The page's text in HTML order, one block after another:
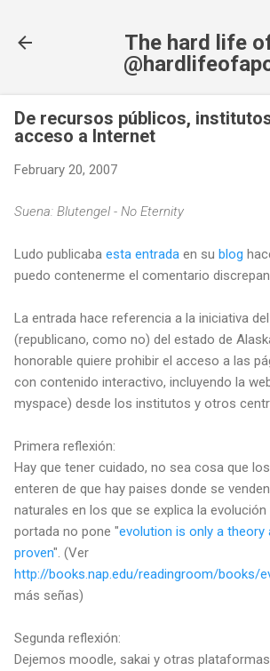
The hard life
De recursos públicos,
acceso a Internet
February 20, 2007
Suena: Blutengel - No Eternity
Ludo publicaba esta entrada en su blog
puedo contenerme el comentario
La entrada hace referencia a la iniciativa
(republicano, como no) del estado de
honorable quiere prohibir el acceso a las
con contenido interactivo, incluyendo la
myspace) desde los institutos y otros
Primera reflexión:
Hay que tener cuidado, no sea cosa que
enteren de que hay paises donde se
naturales en los que se explica la evolución
portada no pone "evolution is only a theory
proven". (Ver
http://books.nap.edu/readingroom/books/
más señas)
Segunda reflexión:
Dejemos moodle, sakai y otras